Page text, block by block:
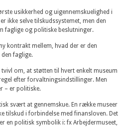
usikkerhed og uigennemskuelighed i
ikke selve tilskudssystemet, men den
faglige og politiske beslutninger.
kontrakt mellem, hvad der er den
faglige.
om, at støtten til hvert enkelt museum
efter forvaltningsindstillinger. Men
– er politiske.
svært at gennemskue. En række museer
tilskud i forbindelse med finansloven. Det
en politisk symbolik i: fx Arbejdermuseet,